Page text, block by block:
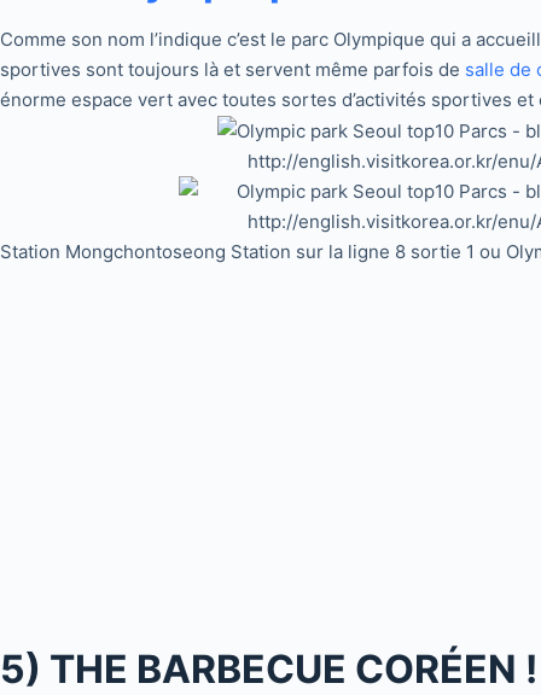
Comme son nom l’indique c’est le parc Olympique qui a
sportives sont toujours là et servent même parfois de salle de
énorme espace vert avec toutes sortes d’activités sportives
http://english.visitkorea.or.kr/enu/
http://english.visitkorea.or.kr/enu/
Station Mongchontoseong Station sur la ligne 8 sortie 1 ou
5) THE BARBECUE CORÉEN !